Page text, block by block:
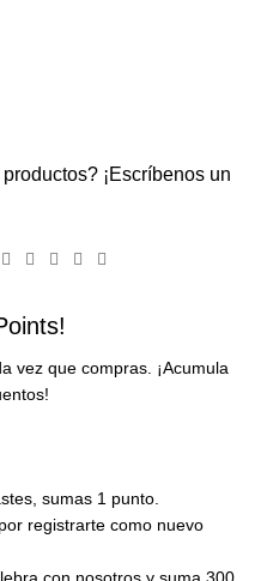
¡Escríbenos un
vez que compras. ¡Acumula
sumas 1 punto.
registrarte como nuevo